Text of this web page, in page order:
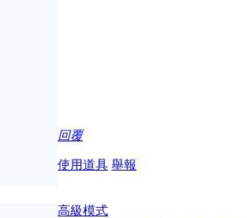
回覆
使用道具 舉報
高級模式